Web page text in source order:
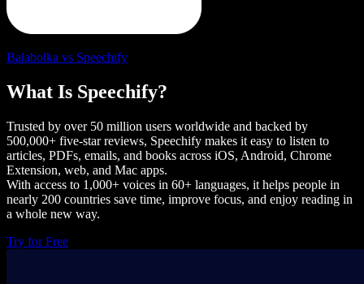
Balabolka vs Speechify
What Is Speechify?
Trusted by over 50 million users worldwide and backed by
500,000+ five-star reviews, Speechify makes it easy to listen to
articles, PDFs, emails, and books across iOS, Android, Chrome
Extension, web, and Mac apps.
With access to 1,000+ voices in 60+ languages, it helps people in
nearly 200 countries save time, improve focus, and enjoy reading in
a whole new way.
Try for Free